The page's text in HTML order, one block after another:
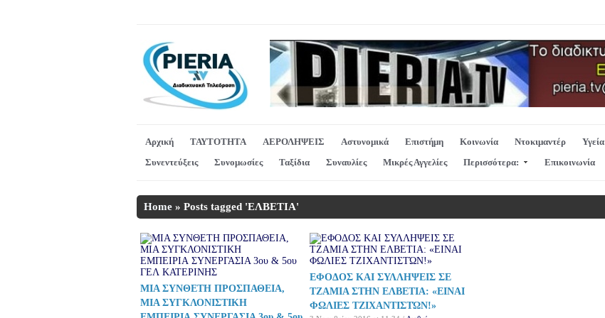
Αρχική ΤΑΥΤΟΤΗΤΑ ΑΕΡΟΛΗΨΕΙΣ Αστυνομικά Επιστήμη Κοινωνία Ντοκιμαντέρ Υγεία
Συνεντεύξεις
Συνομωσίες Ταξίδια Συναυλίες Μικρές Αγγελίες Περισσότερα: Επικοινωνία
Home » Posts tagged 'ΕΛΒΕΤΙΑ'
ΜΙΑ ΣΥΝΘΕΤΗ ΠΡΟΣΠΑΘΕΙΑ,
ΜΙΑ ΣΥΓΚΛΟΝΙΣΤΙΚΗ
ΕΦΟΔΟΣ ΚΑΙ ΣΥΛΛΗΨΕΙΣ ΣΕ
ΤΖΑΜΙΑ ΣΤΗΝ ΕΛΒΕΤΙΑ: «ΕΙΝΑΙ
ΦΩΛΙΕΣ ΤΖΙΧΑΝΤΙΣΤΏΝ!»